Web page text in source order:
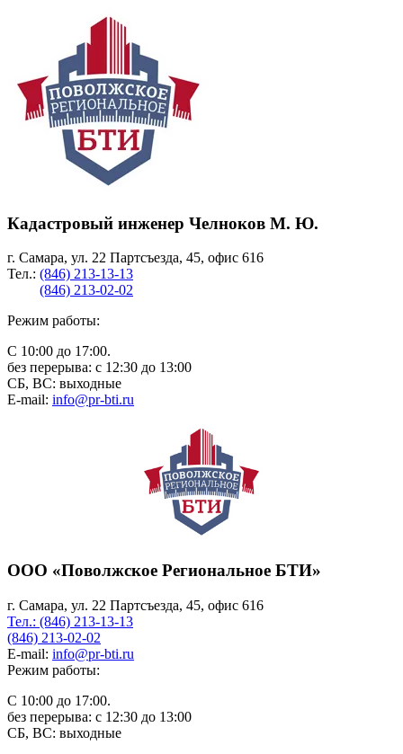
Кадастровый инженер Челноков М. Ю.
г. Самара, ул. 22 Партсъезда, 45, офис 616
Тел.: (846) 213-13-13
(846) 213-02-02
Режим работы:
С 10:00 до 17:00.
без перерыва: с 12:30 до 13:00
СБ, ВС: выходные
E-mail: info@pr-bti.ru
ООО «Поволжское Региональное БТИ»
г. Самара, ул. 22 Партсъезда, 45, офис 616
Тел.: (846) 213-13-13
(846) 213-02-02
E-mail: info@pr-bti.ru
Режим работы:
С 10:00 до 17:00.
без перерыва: с 12:30 до 13:00
СБ, ВС: выходные